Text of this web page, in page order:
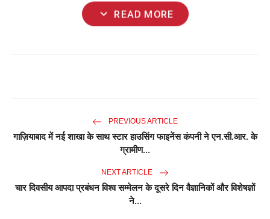
expand_more READ MORE
PREVIOUS ARTICLE
गाज़ियाबाद में नई शाखा के साथ स्टार हाउसिंग फाइनेंस कंपनी ने एन.सी.आर. के
ग्रामीण...
NEXT ARTICLE
चार दिवसीय आपदा प्रबंधन विश्व सम्मेलन के दूसरे दिन वैज्ञानिकों और विशेषज्ञों
ने...